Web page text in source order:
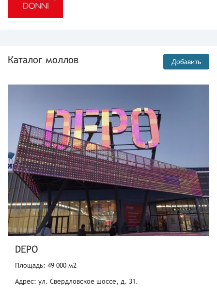
Каталог моллов Добавить
DEPO
Площадь: 49 000 м2
Адрес: ул. Свердловское шоссе, д. 31.